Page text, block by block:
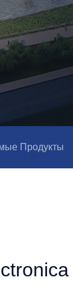
Продукты